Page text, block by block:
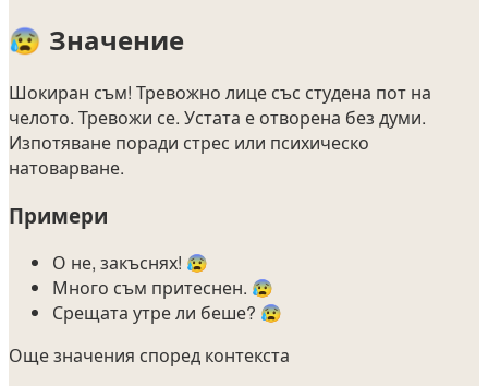
😰 Значение
Шокиран съм! Тревожно лице със студена пот на
челото. Тревожи се. Устата е отворена без думи.
Изпотяване поради стрес или психическо
натоварване.
Примери
О не, закъснях! 😰
Много съм притеснен. 😰
Срещата утре ли беше? 😰
Още значения според контекста